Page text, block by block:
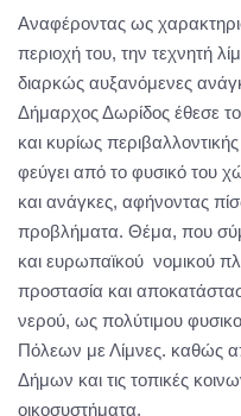
Αναφέροντας ως
περιοχή του, την τεχνητή
διαρκώς αυξανόμενες
Δήμαρχος Δωρίδος έθεσε το
και κυρίως
φεύγει από το φυσικό του
και ανάγκες, αφήνοντας
προβλήματα. Θέμα, που
και ευρωπαϊκού νομικού
προστασία και
νερού, ως πολύτιμου
Πόλεων με Λίμνες. καθώς
Δήμων και τις τοπικές
οικοσυστήματα.